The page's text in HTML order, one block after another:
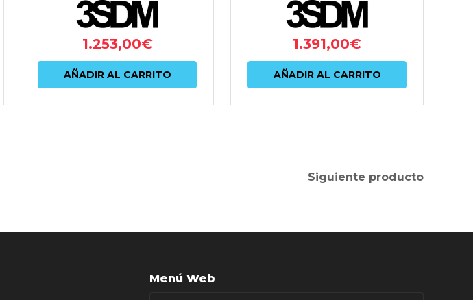
1.253,00€
AÑADIR AL CARRITO
1.391,00€
AÑADIR AL CARRITO
Siguiente producto
Menú Web